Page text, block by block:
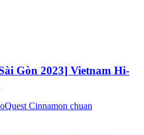
Gòn 2023] Vietnam Hi-